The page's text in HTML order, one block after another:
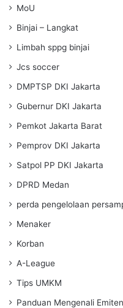
MoU
Binjai – Langkat
Limbah sppg binjai
Jcs soccer
DMPTSP DKI Jakarta
Gubernur DKI Jakarta
Pemkot Jakarta Barat
Pemprov DKI Jakarta
Satpol PP DKI Jakarta
DPRD Medan
perda pengelolaan
Menaker
Korban
A-League
Tips UMKM
Panduan Mengenali Emiten